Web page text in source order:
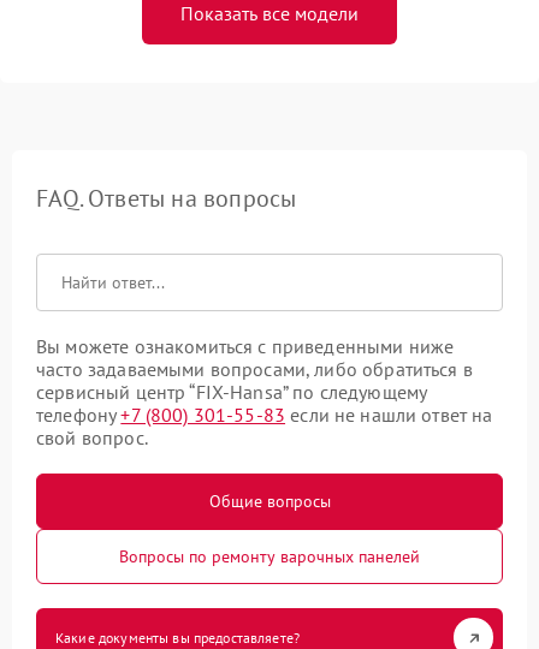
Показать все модели
FAQ. Ответы на вопросы
Вы можете ознакомиться с приведенными ниже
часто задаваемыми вопросами, либо обратиться в
сервисный центр “FIX-Hansa” по следующему
телефону+7 (800) 301-55-83 если не нашли ответ на
свой вопрос.
Общие вопросы
Вопросы по ремонту варочных панелей
Какие документы вы предоставляете?